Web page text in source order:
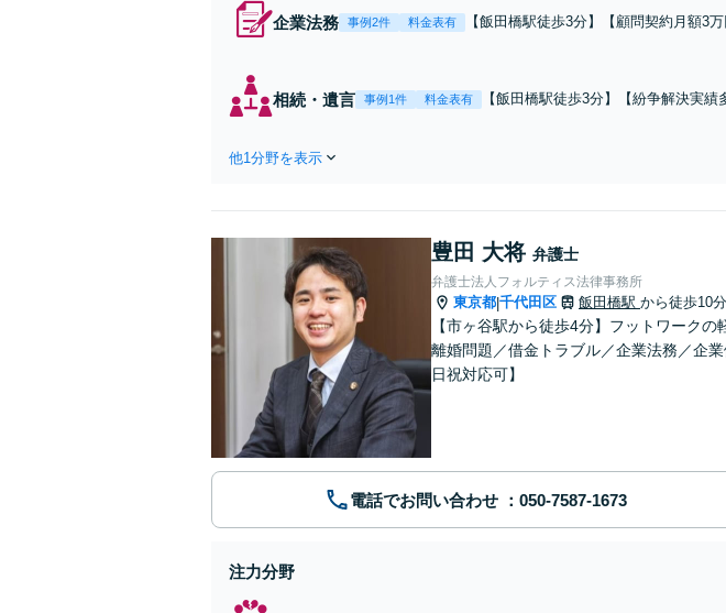
企業法務 事例2件 料金表有
【飯田橋駅徒歩3分】【顧問契約月額3
相続・遺言 事例1件 料金表有
【飯田橋駅徒歩3分】【紛争解決実
他1分野を表示
豊田 大将 弁護士
弁護士法人フォルティス法律事務所
東京都|千代田区 飯田橋駅 から徒歩10分
【市ヶ谷駅から徒歩4分】フットワーク
離婚問題／借金トラブル／企業法務／企
日祝対応可】
電話でお問い合わせ
注力分野